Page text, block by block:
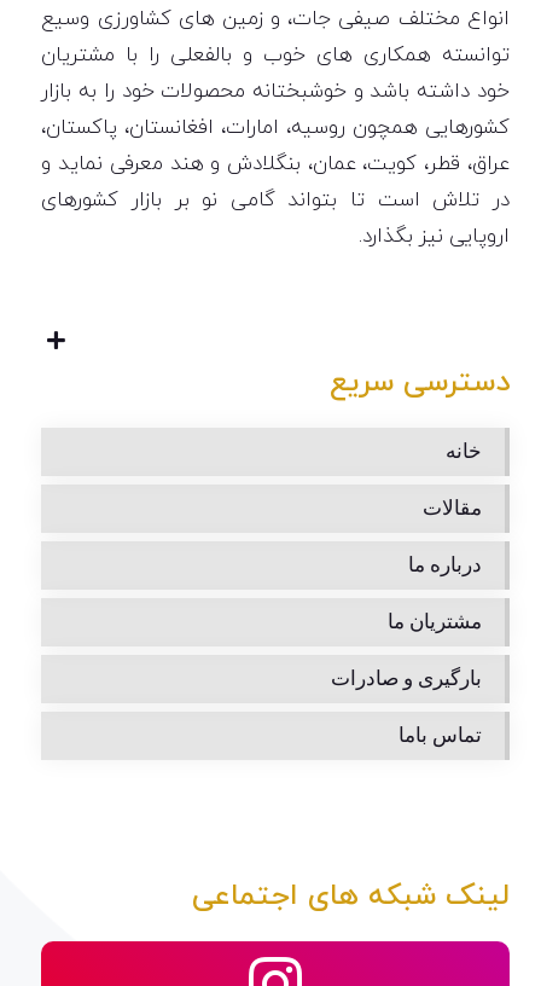
انواع مختلف صیفی جات، و زمین های کشاورزی وسیع
توانسته همکاری های خوب و بالفعلی را با مشتریان
خود داشته باشد و خوشبختانه محصولات خود را به بازار
کشورهایی همچون روسیه، امارات، افغانستان، پاکستان،
عراق، قطر، کویت، عمان، بنگلادش و هند معرفی نماید و
در تلاش است تا بتواند گامی نو بر بازار کشورهای
اروپایی نیز بگذارد.
دسترسی سریع
خانه
مقالات
درباره ما
مشتریان ما
بارگیری و صادرات
تماس باما
لینک شبکه های اجتماعی